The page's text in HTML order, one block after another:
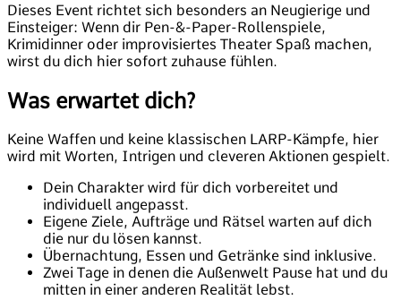
Dieses Event richtet sich besonders an Neugierige und
Einsteiger: Wenn dir Pen-&-Paper-Rollenspiele,
Krimidinner oder improvisiertes Theater Spaß machen,
wirst du dich hier sofort zuhause fühlen.
Was erwartet dich?
Keine Waffen und keine klassischen LARP-Kämpfe, hier
wird mit Worten, Intrigen und cleveren Aktionen gespielt.
Dein Charakter wird für dich vorbereitet und
individuell angepasst.
Eigene Ziele, Aufträge und Rätsel warten auf dich
die nur du lösen kannst.
Übernachtung, Essen und Getränke sind inklusive.
Zwei Tage in denen die Außenwelt Pause hat und du
mitten in einer anderen Realität lebst.